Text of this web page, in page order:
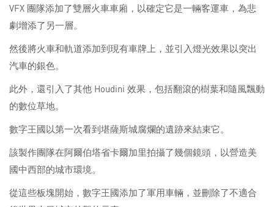
VFX 團隊添加了雙層火車車廂，以確定它是一輛客運車，為悲
劇增添了另一層。
然後將火車和軌道添加到現有車牌上，並引入燈光效果以突出
汽車的銀色。
此外，還引入了其他 Houdini 效果，包括翻滾的樹葉和隨風飄動
的數位草地。
數字王國以第一次看到堪薩斯城腐爛的遺跡來結束它。
該製作團隊在阿爾伯塔省卡爾加里拍攝了幾個鏡頭，以營造美
國中西部的城市環境。
從這些板塊開始，數字王國添加了軍用車輛，並刪除了不適合